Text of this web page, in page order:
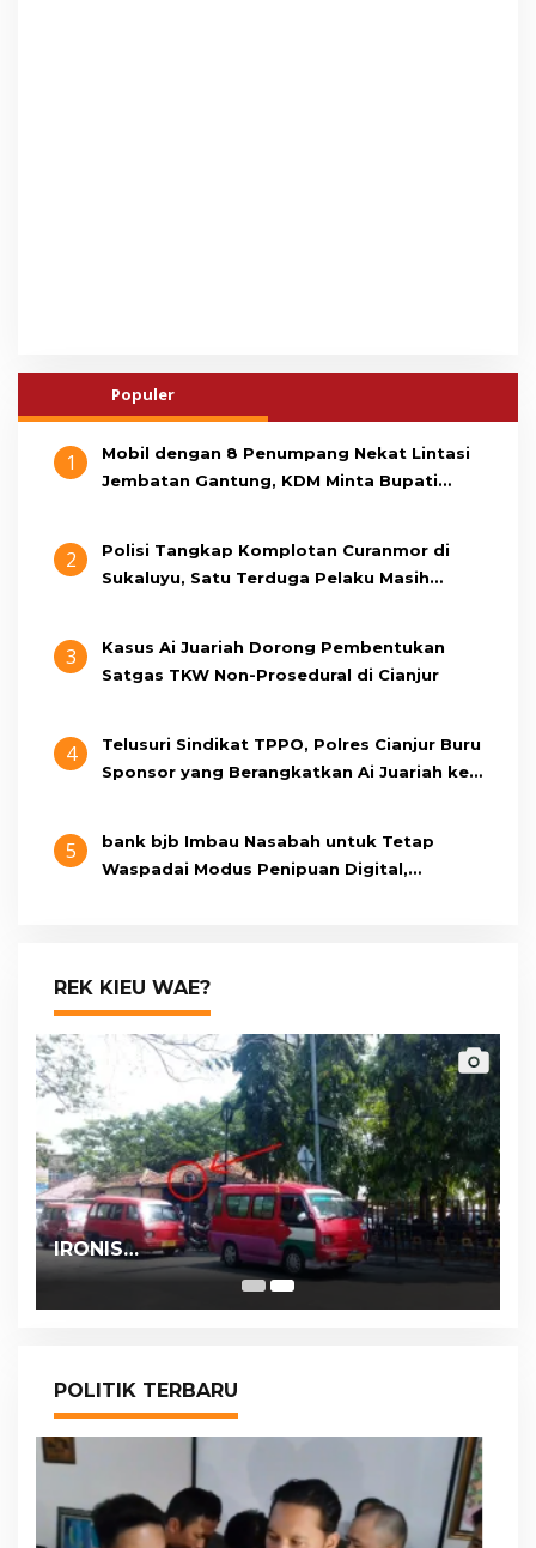
Populer
1
Mobil dengan 8 Penumpang Nekat Lintasi
Jembatan Gantung, KDM Minta Bupati
2
Polisi Tangkap Komplotan Curanmor di
Sukaluyu, Satu Terduga Pelaku Masih
3
Kasus Ai Juariah Dorong Pembentukan
Satgas TKW Non-Prosedural di Cianjur
4
Telusuri Sindikat TPPO, Polres Cianjur Buru
Sponsor yang Berangkatkan Ai Juariah ke
5
bank bjb Imbau Nasabah untuk Tetap
Waspadai Modus Penipuan Digital,
REK KIEU WAE?
IRONIS…
POLITIK TERBARU